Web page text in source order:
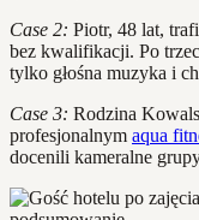
Case 2: Piotr, 48 lat,
bez kwalifikacji. Po
tylko głośna muzyka i
Case 3: Rodzina
profesjonalnym aqua
docenili kameralne